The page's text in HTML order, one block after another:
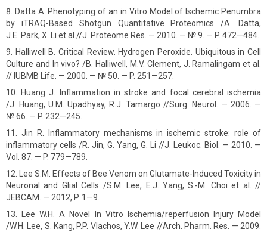
Datta A. Phenotyping of an in Vitro Model of Ischemic Penumbra
by iTRAQ-Based Shotgun Quantitative Proteomics /A. Datta,
J.E. Park, X. Li et al.//J. Proteome Res. — 2010. — № 9. — P. 472—484.
Halliwell B. Critical Review. Hydrogen Peroxide. Ubiquitous in Cell
Culture and In vivo? /B. Halliwell, M.V. Clement, J. Ramalingam et al.
// IUBMB Life. — 2000. — № 50. — P. 251—257.
Huang J. Inflammation in stroke and focal cerebral ischemia
/J. Huang, U.M. Upadhyay, R.J. Tamargo //Surg. Neurol. — 2006. —
№ 66. — P. 232—245.
Jin R. Inflammatory mechanisms in ischemic stroke: role of
inflammatory cells /R. Jin, G. Yang, G. Li //J. Leukoc. Biol. — 2010. —
Vol. 87. — P. 779—789.
Lee S.M. Effects of Bee Venom on Glutamate-Induced Toxicity in
Neuronal and Glial Cells /S.M. Lee, E.J. Yang, S.-M. Choi et al. //
JEBCAM. — 2012, P. 1—9.
Lee W.H. A Novel In Vitro Ischemia/reperfusion Injury Model
/W.H. Lee, S. Kang, P.P. Vlachos, Y.W. Lee //Arch. Pharm. Res. — 2009.